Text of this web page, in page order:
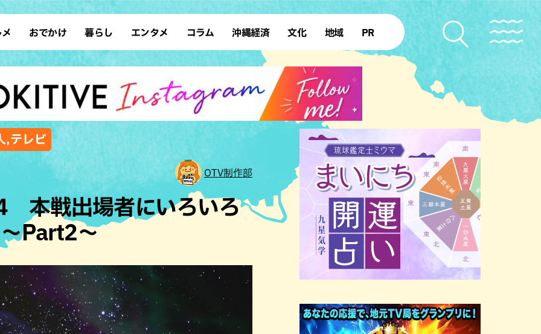
ン 沖縄そば
ウト カフェ
和食・日本料理
理 アジア・エスニック
イタリアン
フレンチ
・焼肉 焼鳥・串料理
肉料理 居酒屋・バー
イキング
カレー
ガー タコス・タコライス
おでかけ
デート ドライブ
散歩 ソロ活
歴史
レジャー
サウナ 公園
沖縄の海
暮らし
レシピ SDGs
ファッション ローカルニュース
沖縄移住 沖縄旧暦行事
エンタメ
スポーツ 占い
タレント・芸人 テレビ
コラム 沖縄経済 文化
復帰50年
地域
本島北部 本島中部
本島南部 先島諸島
北部離島
PR
,テレビ
OTV制作部
本戦出場者にいろいろ
Part2～